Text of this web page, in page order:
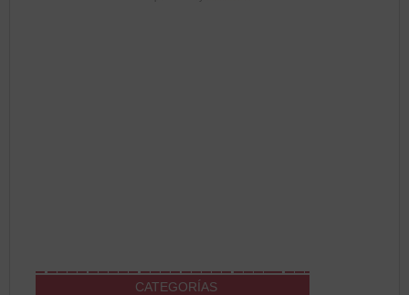
CATEGORÍAS